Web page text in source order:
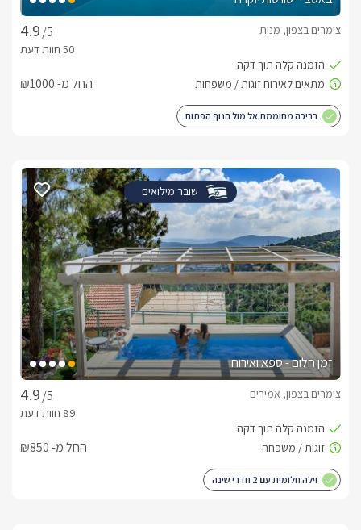
/5
צימרים בצפון, מנות
החל מ- ₪1000
בריכה מחוממת אל מול הנוף הפתוח
שובר מילואים
זמן חלום - ספא ואירוח
/5
צימרים בצפון, אמירים
החל מ- ₪850
וילה חלומית עם 2 חדרי שינה